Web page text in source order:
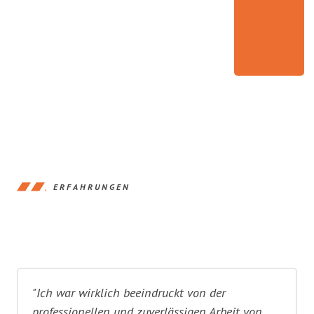
ERFAHRUNGEN
"Ich war wirklich beeindruckt von der